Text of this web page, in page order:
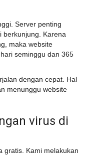
Server penting
berkunjung. Karena
maka website
seminggu dan 365
dengan cepat. Hal
menunggu website
virus di
gratis. Kami melakukan